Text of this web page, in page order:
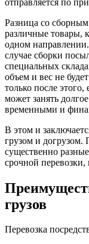
Разница со
различные товары,
одном
случае сборки
специальных
объем и вес не
только после
может занять
временными и
В этом и
грузом и
существенно
срочной перевозки,
грузов
Перевозка